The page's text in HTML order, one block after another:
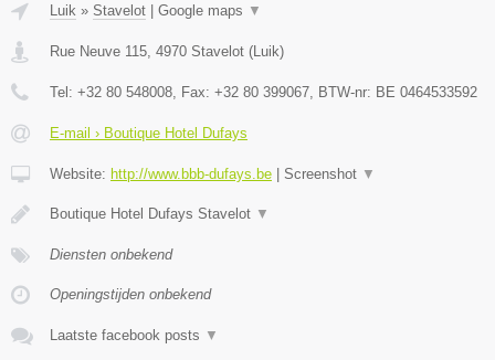
Luik » Stavelot | Google maps ▼
Rue Neuve 115 4970 Stavelot (Luik)
Tel: +32 80 548008 , Fax: +32 80 399067 , BTW-nr: BE 0464533592
E-mail › Boutique Hotel Dufays
Website: http://www.bbb-dufays.be | Screenshot ▼
Boutique Hotel Dufays Stavelot ▼
Diensten onbekend
Openingstijden onbekend
Laatste facebook posts ▼